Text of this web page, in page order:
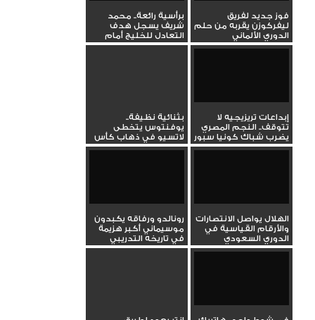
فوز جديد لفريق
ليفركوزن يقربه من حلم
الدوري الألماني
برأسية رائعة.. محمد
شريف يسجل هدف
التعادل للخليج أمام
الهلال في...
إبداعات تريزيجيه لا
تتوقف.. النجم المصري
يضرب شباك كونيا سبور
بهدف...
بثنائية نظيفة..
يوفنتوس يتخطى
لاتسيو في ذهاب كأس
إيطاليا
الهلال يواصل الانتصارات
والأرقام القياسية في
الدوري السعودي
رونالدو ورفاقه يكبدون
موسيماني أكبر هزيمة
في تاريخه التدريبي